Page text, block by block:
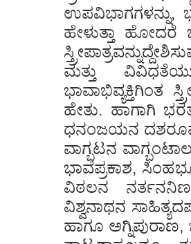
ಉಪವಿಭಾಗಗಳನ್ನು,
ಹೇಳುತ್ತಾ
ಮತ್ತು
ಭಾವಾಭಿವ್ಯಕ್ತಿಗಿಂತ
ಹೇತು. ಹಾಗಾಗಿ
ಧನಂಜಯನ
ವಾಗ್ಭಟನ
ಭಾವಪ್ರಕಾಶ,
ವಿಠಲನ
ವಿಶ್ವನಾಥನ
ಹಾಗೂ